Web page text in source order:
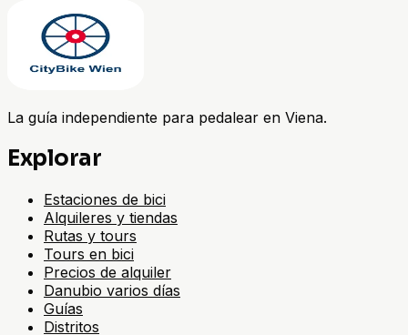
La guía independiente para pedalear en Viena.
Explorar
Estaciones de bici
Alquileres y tiendas
Rutas y tours
Tours en bici
Precios de alquiler
Danubio varios días
Guías
Distritos